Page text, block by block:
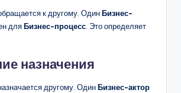
к другому. ОдинБизнес-
дляБизнес-процесс. Это определяет
назначения
другому. ОдинБизнес-актор